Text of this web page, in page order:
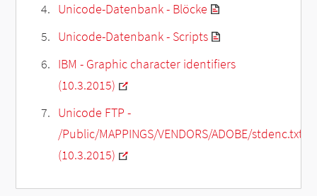
Unicode-Datenbank - Blöcke
Unicode-Datenbank - Scripts
IBM - Graphic character identifiers
(10.3.2015)
Unicode FTP -
/Public/MAPPINGS/VENDORS/ADOBE/stdenc.txt
(10.3.2015)